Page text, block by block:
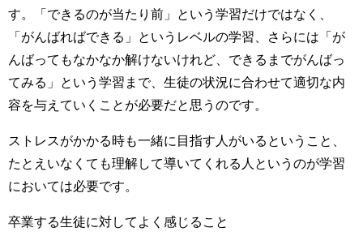
す。「できるのが当たり前」という学習だけではなく、
「がんばればできる」というレベルの学習、さらには「が
んばってもなかなか解けないけれど、できるまでがんばっ
てみる」という学習まで、生徒の状況に合わせて適切な内
容を与えていくことが必要だと思うのです。
ストレスがかかる時も一緒に目指す人がいるということ、
たとえいなくても理解して導いてくれる人というのが学習
においては必要です。
卒業する生徒に対してよく感じること